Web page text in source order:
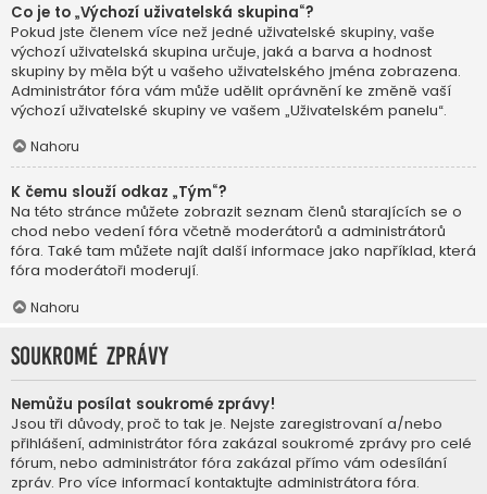
Co je to „Výchozí uživatelská skupina“?
Pokud jste členem více než jedné uživatelské skupiny, vaše
výchozí uživatelská skupina určuje, jaká a barva a hodnost
skupiny by měla být u vašeho uživatelského jména zobrazena.
Administrátor fóra vám může udělit oprávnění ke změně vaší
výchozí uživatelské skupiny ve vašem „Uživatelském panelu“.
Nahoru
K čemu slouží odkaz „Tým“?
Na této stránce můžete zobrazit seznam členů starajících se o
chod nebo vedení fóra včetně moderátorů a administrátorů
fóra. Také tam můžete najít další informace jako například, která
fóra moderátoři moderují.
Nahoru
Soukromé zprávy
Nemůžu posílat soukromé zprávy!
Jsou tři důvody, proč to tak je. Nejste zaregistrovaní a/nebo
přihlášení, administrátor fóra zakázal soukromé zprávy pro celé
fórum, nebo administrátor fóra zakázal přímo vám odesílání
zpráv. Pro více informací kontaktujte administrátora fóra.